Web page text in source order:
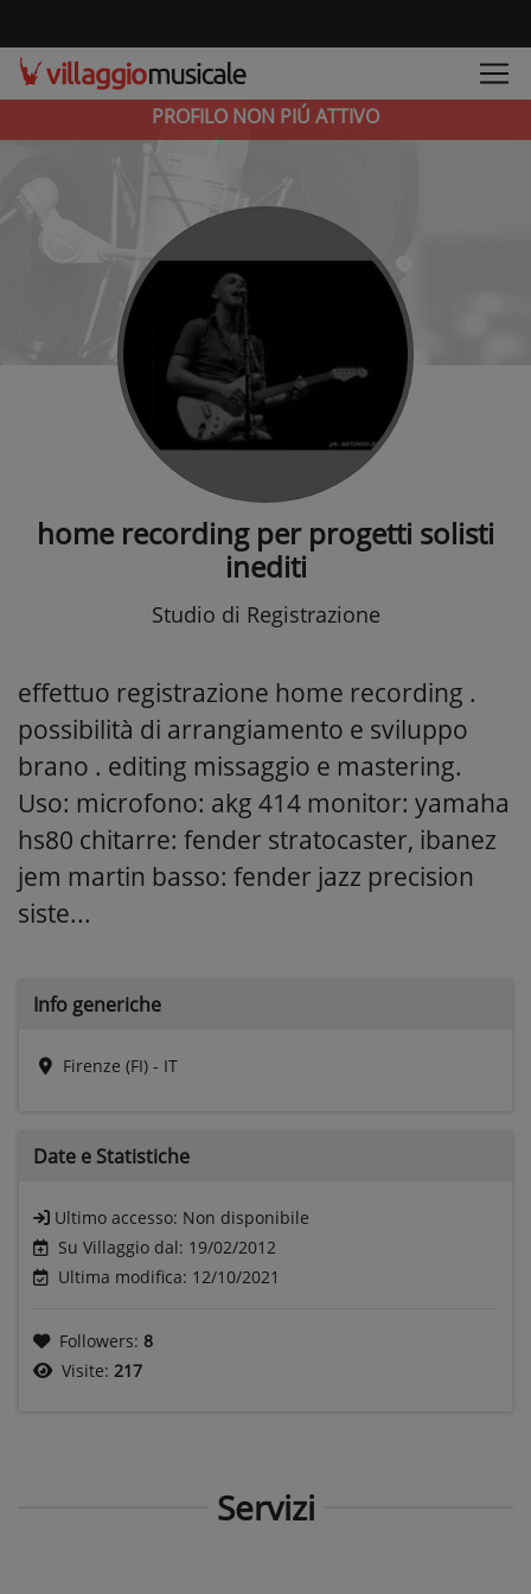
PROFILO NON PIÚ ATTIVO
home recording per progetti solisti
inediti
Studio di Registrazione
effettuo registrazione home recording .
possibilità di arrangiamento e sviluppo
brano . editing missaggio e mastering.
Uso: microfono: akg 414 monitor: yamaha
hs80 chitarre: fender stratocaster, ibanez
jem martin basso: fender jazz precision
siste...
Info generiche
Firenze (FI) - IT
Date e Statistiche
Ultimo accesso: Non disponibile
Su Villaggio dal: 19/02/2012
Ultima modifica: 12/10/2021
Followers: 8
Visite: 217
Servizi